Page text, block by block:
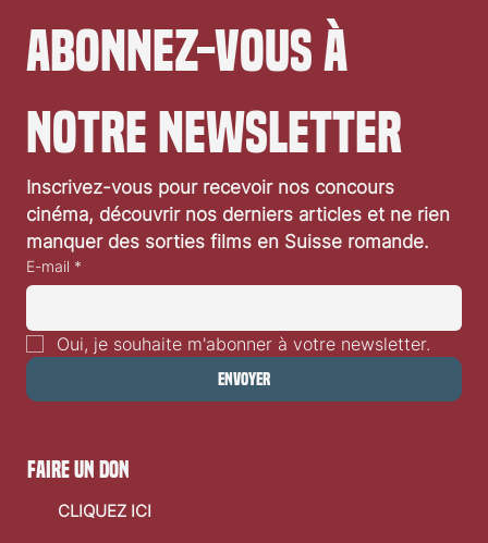
«The Shrouds» de David Cronenberg: critique
vidéo
Abonnez-vous à
notre newsletter
Inscrivez-vous pour recevoir nos concours
cinéma, découvrir nos derniers articles et ne rien
manquer des sorties films en Suisse romande.
E-mail *
Oui, je souhaite m'abonner à votre newsletter.
Envoyer
faire un don
CLIQUEZ ICI